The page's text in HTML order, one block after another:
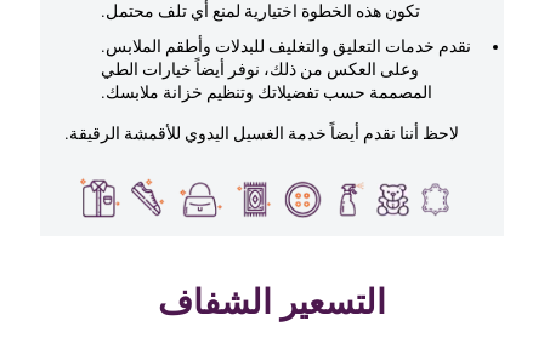
تكون هذه الخطوة اختيارية لمنع أي تلف محتمل.
نقدم خدمات التعليق والتغليف للبدلات وأطقم الملابس.
وعلى العكس من ذلك، نوفر أيضاً خيارات الطي
المصممة حسب تفضيلاتك وتنظيم خزانة ملابسك.
لاحظ أننا نقدم أيضاً خدمة الغسيل اليدوي للأقمشة الرقيقة.
التسعير الشفاف